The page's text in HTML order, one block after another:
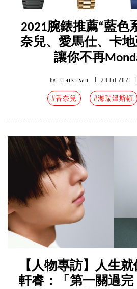
2021腕錶推薦“藍色
奈兒、愛馬仕、卡
讓你不再
by Clark Tsao 28 Jul 2021
#香奈兒 #海瑞溫斯頓
【人物專訪】人生
軒睿：「第一關過